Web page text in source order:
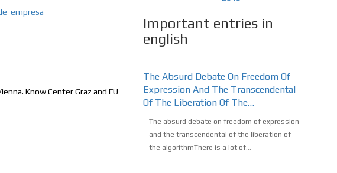
empresa
Know Center Graz and FU
Important entries in
english
The Absurd Debate On Freedom Of
Expression And The Transcendental
Of The Liberation Of The…
The absurd debate on freedom of expression
and the transcendental of the liberation of
the algorithmThere is a lot of...